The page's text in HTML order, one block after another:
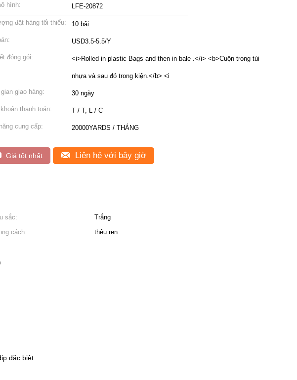
hình: LFE-20872
đặt hàng tối thiểu: 10 bãi
USD3.5-5.5/Y
đóng gói: <i>Rolled in plastic Bags and then in bale .</i> <b>Cuộn trong túi
nhựa và sau đó trong kiện.</b> <i
giao hàng: 30 ngày
thanh toán: T / T, L / C
cung cấp: 20000YARDS / THÁNG
Giá tốt nhất Liên hệ với bây giờ
sắc:
Trắng
cách:
thêu ren
đặc biệt.